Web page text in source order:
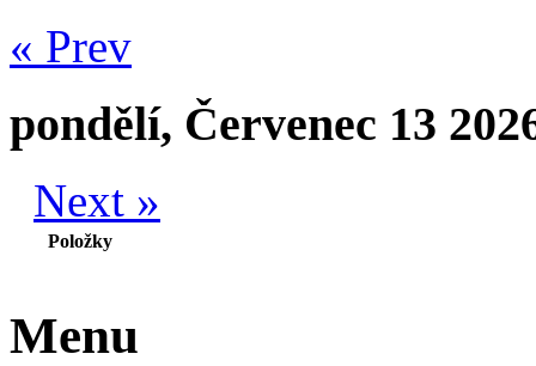
« Prev
pondělí, Červenec 13
Next »
Položky
Menu